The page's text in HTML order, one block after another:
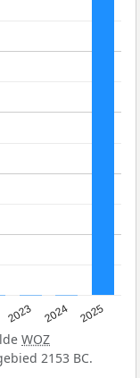
2023 2024 2025
WOZ
2153 BC.